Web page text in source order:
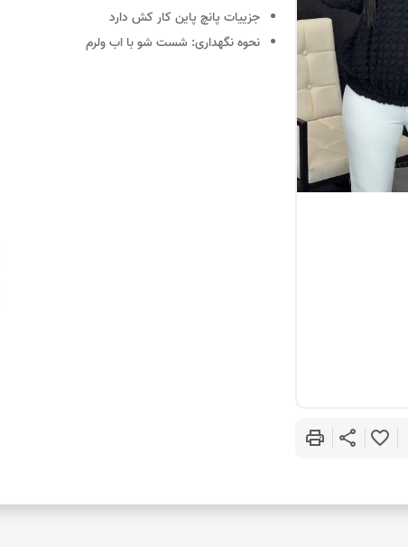
favorite_border
share
print
جزییات پانچ پاین کار کش دارد
نحوه نگهداری: شست شو با اب ولرم